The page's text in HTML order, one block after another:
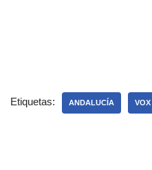
Etiquetas: ANDALUCÍA VOX